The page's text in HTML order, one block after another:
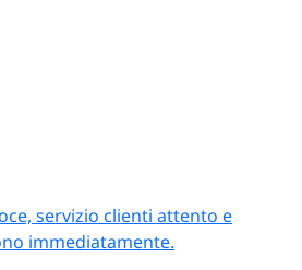
servizio clienti attento e
immediatamente.